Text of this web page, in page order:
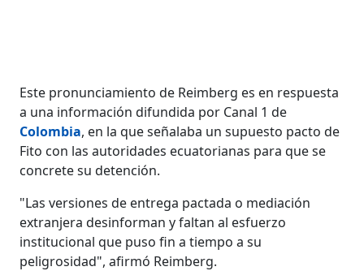
Este pronunciamiento de Reimberg es en respuesta
a una información difundida por Canal 1 de
Colombia, en la que señalaba un supuesto pacto de
Fito con las autoridades ecuatorianas para que se
concrete su detención.
"Las versiones de entrega pactada o mediación
extranjera desinforman y faltan al esfuerzo
institucional que puso fin a tiempo a su
peligrosidad", afirmó Reimberg.